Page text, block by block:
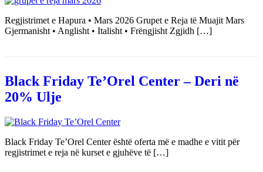
Regjistrimet e Hapura • Mars 2026 Grupet e Reja të Muajit Mars
Gjermanisht • Anglisht • Italisht • Frëngjisht Zgjidh […]
Black Friday Te’Orel Center – Deri në
20% Ulje
Black Friday Te’Orel Center është oferta më e madhe e vitit për
regjistrimet e reja në kurset e gjuhëve të […]